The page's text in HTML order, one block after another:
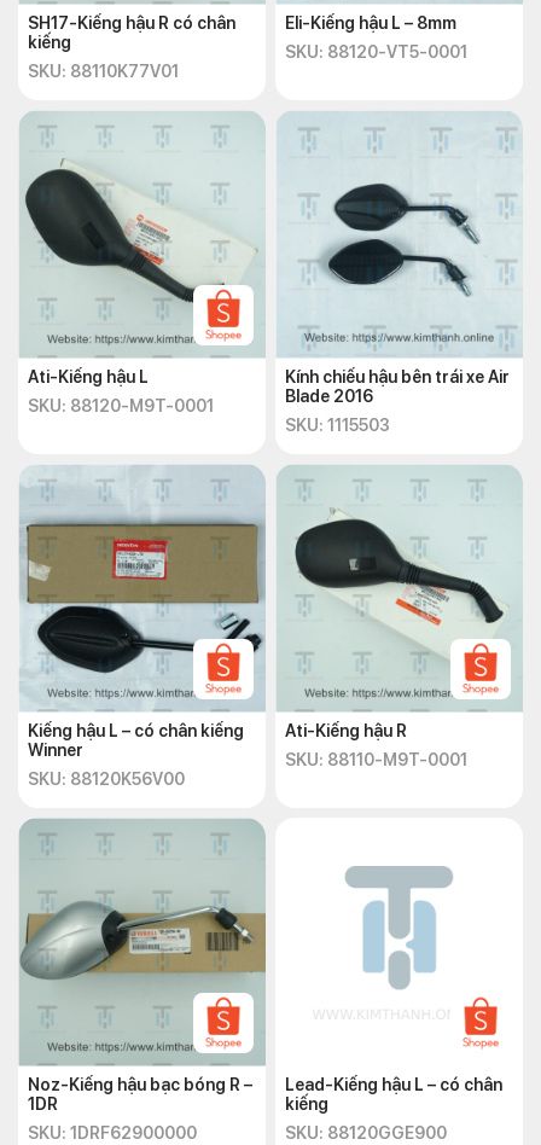
SH17-Kiếng hậu R có chân
kiếng
SKU: 88110K77V01
Eli-Kiếng hậu L – 8mm
SKU: 88120-VT5-0001
Ati-Kiếng hậu L
SKU: 88120-M9T-0001
Kính chiếu hậu bên trái xe Air
Blade 2016
SKU: 1115503
Kiếng hậu L – có chân kiếng
Winner
SKU: 88120K56V00
Ati-Kiếng hậu R
SKU: 88110-M9T-0001
Noz-Kiếng hậu bạc bóng R –
1DR
SKU: 1DRF62900000
Lead-Kiếng hậu L – có chân
kiếng
SKU: 88120GGE900